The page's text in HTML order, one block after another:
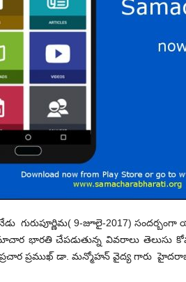
గురుపూర్ణిమ( 9-జూలై-2017)
భారతి చేపడుతున్న వివరాలు తెలుసు
ప్రముఖ్ డా. మన్మోహన్ వైద్య గారు